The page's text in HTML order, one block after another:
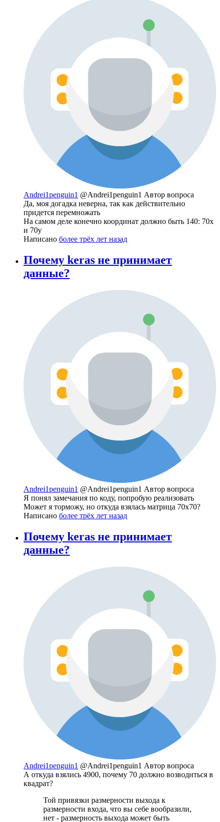
Andrei1penguin1 @Andrei1penguin1 Автор вопроса
Да, моя догадка неверна, так как действительно
придется перемножать
На самом деле конечно координат должно быть 140: 70x
и 70y
Написано более трёх лет назад
Почему keras не принимает
данные?
Andrei1penguin1 @Andrei1penguin1 Автор вопроса
Я понял замечания по коду, попробую реализовать
Может я торможу, но откуда взялась матрица 70x70?
Написано более трёх лет назад
Почему keras не принимает
данные?
Andrei1penguin1 @Andrei1penguin1 Автор вопроса
А откуда взялись 4900, почему 70 должно возводиться в
квадрат?
Той привязки размерности выхода к
размерности входа, что вы себе вообразили,
нет - размерность выхода может быть